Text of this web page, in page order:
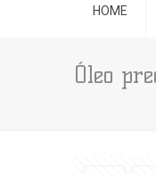
HOME
Óleo